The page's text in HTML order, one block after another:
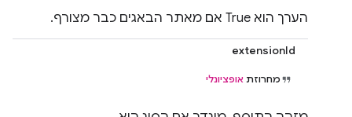
הערך הוא True אם מאתר הבאגים כבר מצורף.
extensionId
מחרוזת אופציונלי